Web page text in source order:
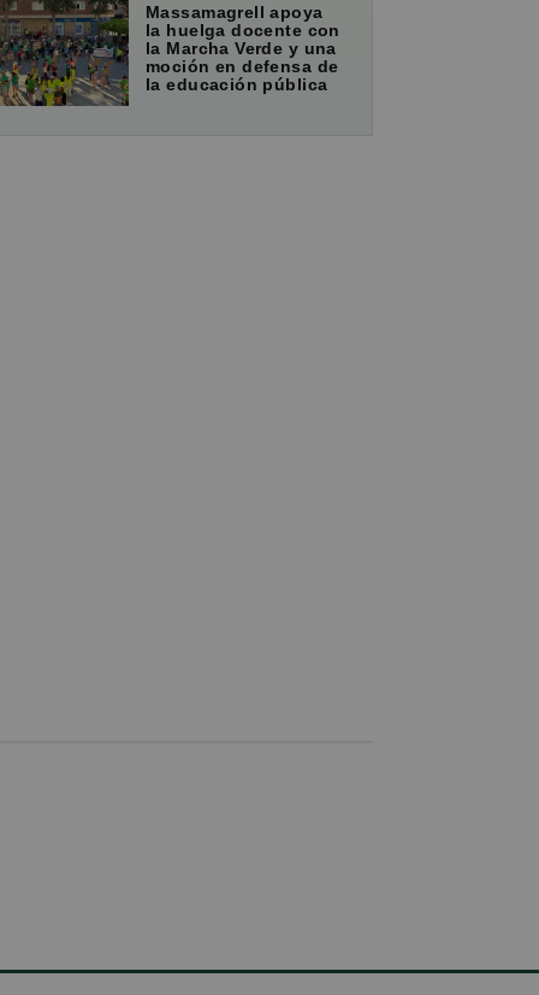
Massamagrell apoya
la huelga docente con
la Marcha Verde y una
moción en defensa de
la educación pública